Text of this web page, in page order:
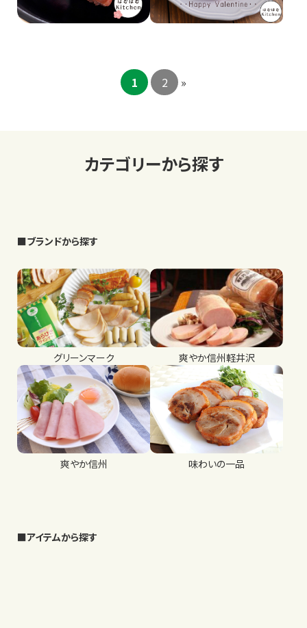
1 2 »
カテゴリーから探す
■ブランドから探す
グリーンマーク 爽やか信州軽井沢
爽やか信州 味わいの一品
■アイテムから探す